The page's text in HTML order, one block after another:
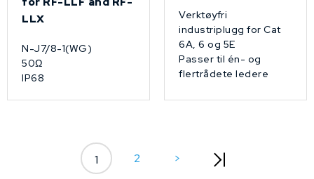
LLX
N-J7/8-1(WG)
50Ω
IP68
Verktøyfri
industriplugg for Cat
6A, 6 og 5E
Passer til én- og
flertrådete ledere
1 2 >